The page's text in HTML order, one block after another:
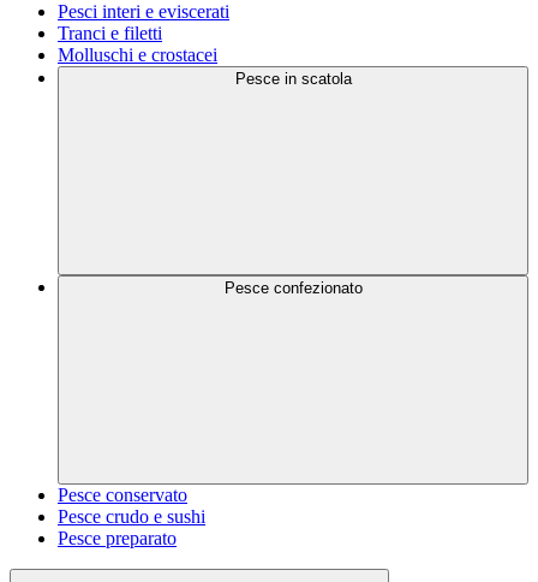
Pesci interi e eviscerati
Tranci e filetti
Molluschi e crostacei
Pesce in scatola
Pesce confezionato
Pesce conservato
Pesce crudo e sushi
Pesce preparato